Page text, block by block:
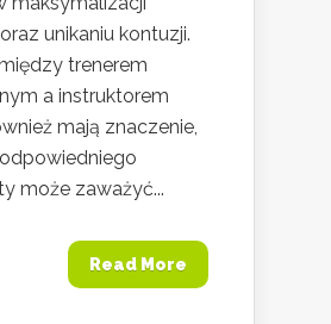
unikaniu kontuzji.
trenerem
a instruktorem
mają znaczenie,
może zaważyć...
Read More